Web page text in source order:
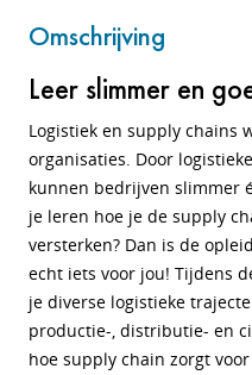
Omschrijving
Leer slimmer en
Logistiek en supply chains
organisaties. Door
kunnen bedrijven slimmer
je leren hoe je de supply
versterken? Dan is de
echt iets voor jou! Tijdens
je diverse logistieke
productie-, distributie- en
hoe supply chain zorgt